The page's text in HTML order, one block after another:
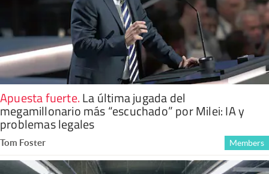
Apuesta fuerte.La última jugada del
megamillonario más “escuchado” por Milei: IA y
problemas legales
Tom Foster Members